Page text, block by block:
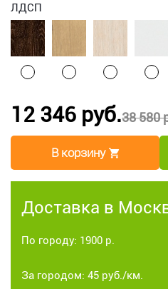
ЛДСП
38 580
12 346 руб.
В корзину
Доставка в
По городу: 1900 р.
За городом: 45 руб./км.